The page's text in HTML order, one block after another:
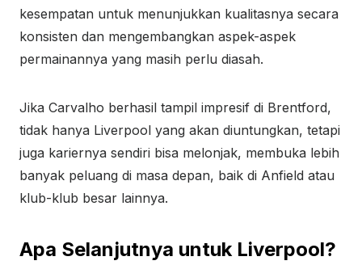
kesempatan untuk menunjukkan kualitasnya secara
konsisten dan mengembangkan aspek-aspek
permainannya yang masih perlu diasah.
Jika Carvalho berhasil tampil impresif di Brentford,
tidak hanya Liverpool yang akan diuntungkan, tetapi
juga kariernya sendiri bisa melonjak, membuka lebih
banyak peluang di masa depan, baik di Anfield atau
klub-klub besar lainnya.
Apa Selanjutnya untuk Liverpool?